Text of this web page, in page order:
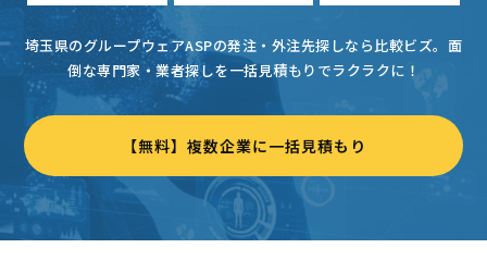
埼玉県のグループウェアASPの発注・外注先探しなら比較ビズ。 面
倒な専門家・業者探しを一括見積もりでラクラクに！
【無料】複数企業に一括見積もり